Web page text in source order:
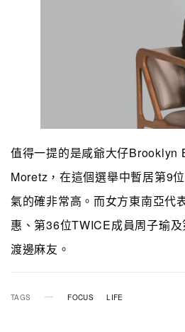
值得一提的是咸爺大仔Brooklyn
Moretz，在這個選舉中暫居第9
氣的確非常高。而女方東南亞代
惠、第36位TWICE成員周子瑜
渡邊麻友。
TAGS FOCUS LIFE